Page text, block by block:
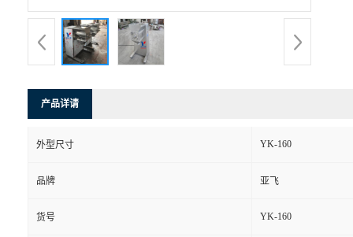
产品详请
外型尺寸 YK-160
品牌 亚飞
货号 YK-160